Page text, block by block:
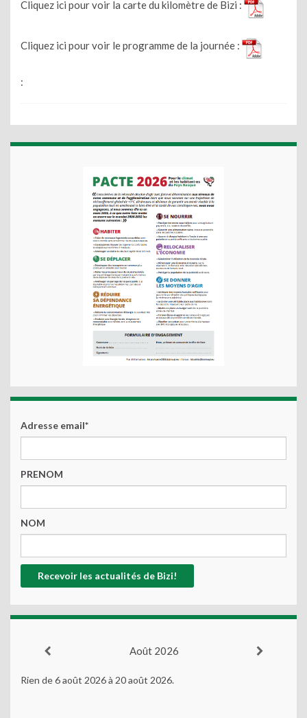
Cliquez ici pour voir la carte du kilomètre de Bizi :
Cliquez ici pour voir le programme de la journée :
:
Adresse email*
PRENOM
NOM
Août 2026
Rien de 6 août 2026 à 20 août 2026.